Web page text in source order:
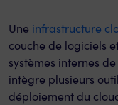
Une infrastructure
couche de logiciels
systèmes internes
intègre plusieurs
déploiement du